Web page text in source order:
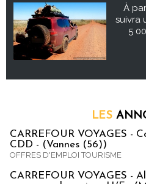
À
suivra
5
LES
CARREFOUR VOYAGES -
CDD - (Vannes (56))
OFFRES D'EMPLOI TOURISME
CARREFOUR VOYAGES -